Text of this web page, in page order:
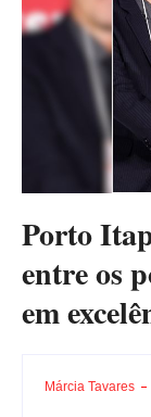
Porto
entre os
em
Márcia Tavares